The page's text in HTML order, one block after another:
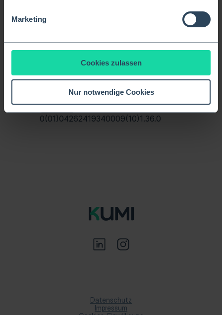
Marketing
Cookies zulassen
Nur notwendige Cookies
Kumi Health
Gesellschaft mit beschränkter
Lippmannstraße 8a
0(01)04262419340009(10)1.36.0
Datenschutz
Impressum